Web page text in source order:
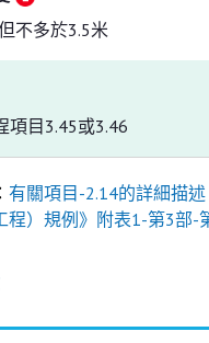
不多於3.5米
項目3.45或3.46
有關項目-2.14的詳細描
程）規例》附表1-第3部-